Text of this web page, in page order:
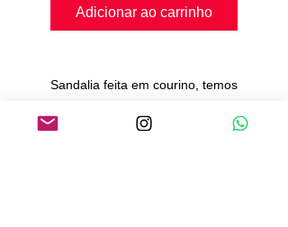
Adicionar ao carrinho
Sandalia feita em courino, temos
palmilha conforte